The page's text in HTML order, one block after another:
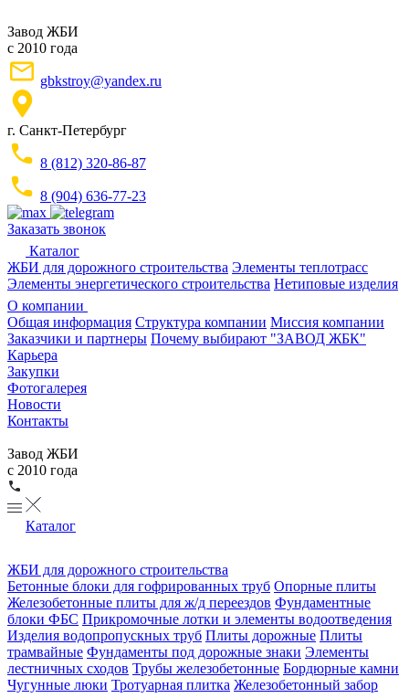
Завод ЖБИ
с 2010 года
gbkstroy@yandex.ru
г. Санкт-Петербург
8 (812) 320-86-87
8 (904) 636-77-23
Заказать звонок
Каталог
ЖБИ для дорожного строительства Элементы теплотрасс
Элементы энергетического строительства Нетиповые изделия
О компании
Общая информация Структура компании Миссия компании
Заказчики и партнеры Почему выбирают "ЗАВОД ЖБК"
Карьера
Закупки
Фотогалерея
Новости
Контакты
Завод ЖБИ
с 2010 года
Каталог
ЖБИ для дорожного строительства
Бетонные блоки для гофрированных труб Опорные плиты
Железобетонные плиты для ж/д переездов Фундаментные
блоки ФБС Прикромочные лотки и элементы водоотведения
Изделия водопропускных труб Плиты дорожные Плиты
трамвайные Фундаменты под дорожные знаки Элементы
лестничных сходов Трубы железобетонные Бордюрные камни
Чугунные люки Тротуарная плитка Железобетонный забор